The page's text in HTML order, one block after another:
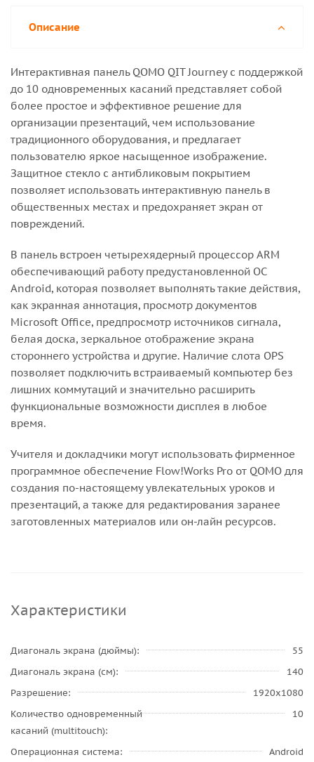
Описание
Интерактивная панель QOMO QIT Journey c поддержкой
до 10 одновременных касаний представляет собой
более простое и эффективное решение для
организации презентаций, чем использование
традиционного оборудования, и предлагает
пользователю яркое насыщенное изображение.
Защитное стекло с антибликовым покрытием
позволяет использовать интерактивную панель в
общественных местах и предохраняет экран от
повреждений.
В панель встроен четырехядерный процессор ARM
обеспечивающий работу предустановленной ОС
Android, которая позволяет выполнять такие действия,
как экранная аннотация, просмотр документов
Microsoft Office, предпросмотр источников сигнала,
белая доска, зеркальное отображение экрана
стороннего устройства и другие. Наличие слота OPS
позволяет подключить встраиваемый компьютер без
лишних коммутаций и значительно расширить
функциональные возможности дисплея в любое
время.
Учителя и докладчики могут использовать фирменное
программное обеспечение Flow!Works Pro от QOMO для
создания по-настоящему увлекательных уроков и
презентаций, а также для редактирования заранее
заготовленных материалов или он-лайн ресурсов.
Характеристики
Диагональ экрана (дюймы)
55
Диагональ экрана (см)
140
Разрешение
1920x1080
Количество одновременный
касаний (multitouch)
10
Операционная система Android